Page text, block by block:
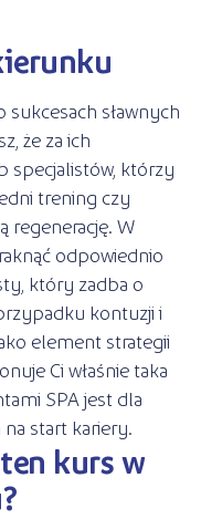
sukcesach sławnych
że za ich
specjalistów, którzy
trening czy
regenerację. W
odpowiednio
który zadba o
kontuzji i
element strategii
Ci właśnie taka
SPA jest dla
start kariery.
kurs w